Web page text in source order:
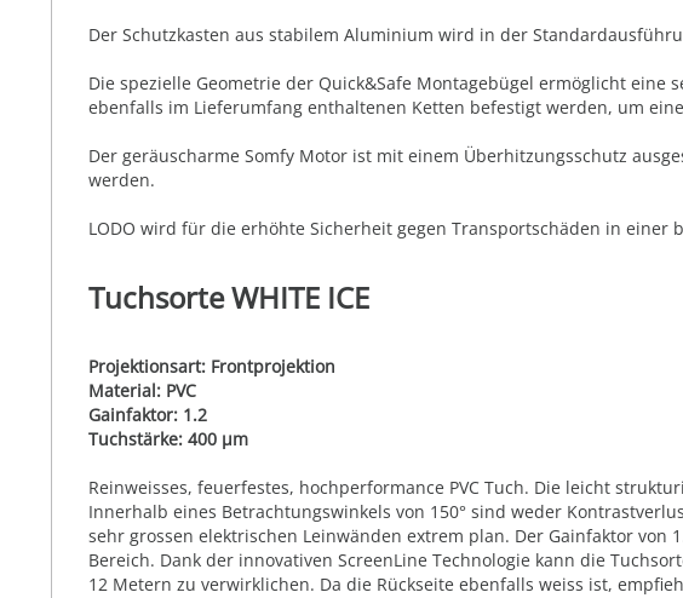
Der Schutzkasten aus stabilem Aluminium wird in der
Die spezielle Geometrie der Quick&Safe Montagebügel ermöglicht
ebenfalls im Lieferumfang enthaltenen Ketten befestigt werden, um
Der geräuscharme Somfy Motor ist mit einem Überhitzungsschutz
werden.
LODO wird für die erhöhte Sicherheit gegen Transportschäden in
Tuchsorte WHITE ICE
Projektionsart: Frontprojektion
Material: PVC
Gainfaktor: 1.2
Tuchstärke: 400 µm
Reinweisses, feuerfestes, hochperformance PVC Tuch. Die leicht
Innerhalb eines Betrachtungswinkels von 150° sind weder
sehr grossen elektrischen Leinwänden extrem plan. Der Gainfaktor
Bereich. Dank der innovativen ScreenLine Technologie kann die
12 Metern zu verwirklichen. Da die Rückseite ebenfalls weiss ist,